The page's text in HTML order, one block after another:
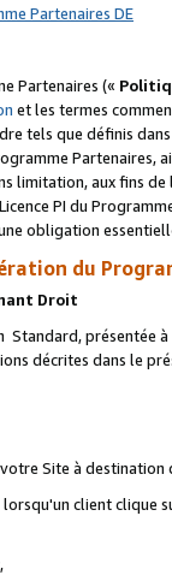
Partenaires DE
Partenaires («
et les termes
tels que définis
Partenaires,
limitation, aux fins
PI du
obligation
du
Droit
Standard, présentée
décrites dans le
Site à destination
client